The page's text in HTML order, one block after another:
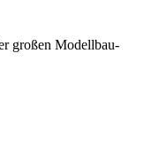
großen Modellbau-